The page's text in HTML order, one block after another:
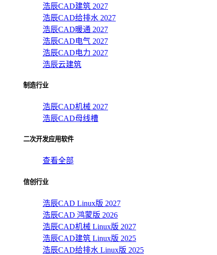
浩辰CAD建筑 2027
浩辰CAD给排水 2027
浩辰CAD暖通 2027
浩辰CAD电气 2027
浩辰CAD电力 2027
浩辰云建筑
制造行业
浩辰CAD机械 2027
浩辰CAD母线槽
二次开发应用软件
查看全部
信创行业
浩辰CAD Linux版 2027
浩辰CAD 鸿蒙版 2026
浩辰CAD机械 Linux版 2027
浩辰CAD建筑 Linux版 2025
浩辰CAD给排水 Linux版 2025